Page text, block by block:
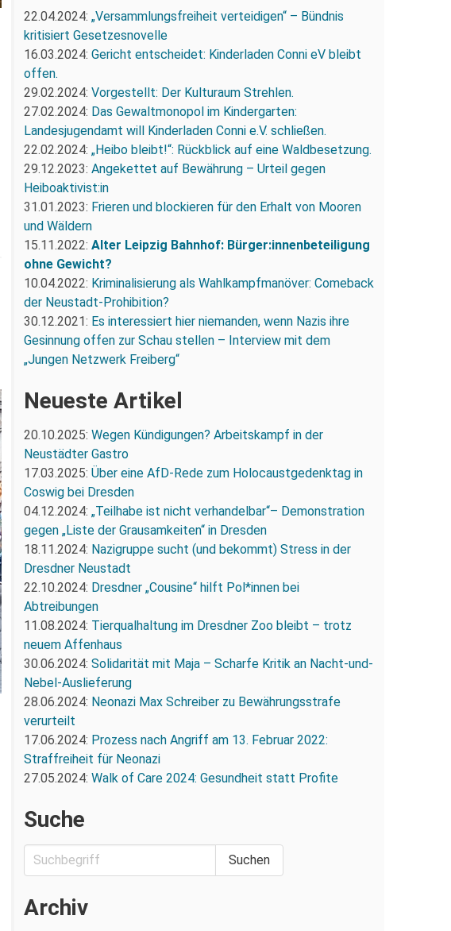
22.04.2024: „Versammlungsfreiheit verteidigen“ – Bündnis
kritisiert Gesetzesnovelle
16.03.2024: Gericht entscheidet: Kinderladen Conni eV bleibt
offen.
29.02.2024: Vorgestellt: Der Kulturaum Strehlen.
27.02.2024: Das Gewaltmonopol im Kindergarten:
Landesjugendamt will Kinderladen Conni e.V. schließen.
22.02.2024: „Heibo bleibt!“: Rückblick auf eine Waldbesetzung.
29.12.2023: Angekettet auf Bewährung – Urteil gegen
Heiboaktivist:in
31.01.2023: Frieren und blockieren für den Erhalt von Mooren
und Wäldern
15.11.2022: Alter Leipzig Bahnhof: Bürger:innenbeteiligung
ohne Gewicht?
10.04.2022: Kriminalisierung als Wahlkampfmanöver: Comeback
der Neustadt-Prohibition?
30.12.2021: Es interessiert hier niemanden, wenn Nazis ihre
Gesinnung offen zur Schau stellen – Interview mit dem
„Jungen Netzwerk Freiberg“
Neueste Artikel
20.10.2025: Wegen Kündigungen? Arbeitskampf in der
Neustädter Gastro
17.03.2025: Über eine AfD-Rede zum Holocaustgedenktag in
Coswig bei Dresden
04.12.2024: „Teilhabe ist nicht verhandelbar“– Demonstration
gegen „Liste der Grausamkeiten“ in Dresden
18.11.2024: Nazigruppe sucht (und bekommt) Stress in der
Dresdner Neustadt
22.10.2024: Dresdner „Cousine“ hilft Pol*innen bei
Abtreibungen
11.08.2024: Tierqualhaltung im Dresdner Zoo bleibt – trotz
neuem Affenhaus
30.06.2024: Solidarität mit Maja – Scharfe Kritik an Nacht-und-
Nebel-Auslieferung
28.06.2024: Neonazi Max Schreiber zu Bewährungsstrafe
verurteilt
17.06.2024: Prozess nach Angriff am 13. Februar 2022:
Straffreiheit für Neonazi
27.05.2024: Walk of Care 2024: Gesundheit statt Profite
Suche
Archiv